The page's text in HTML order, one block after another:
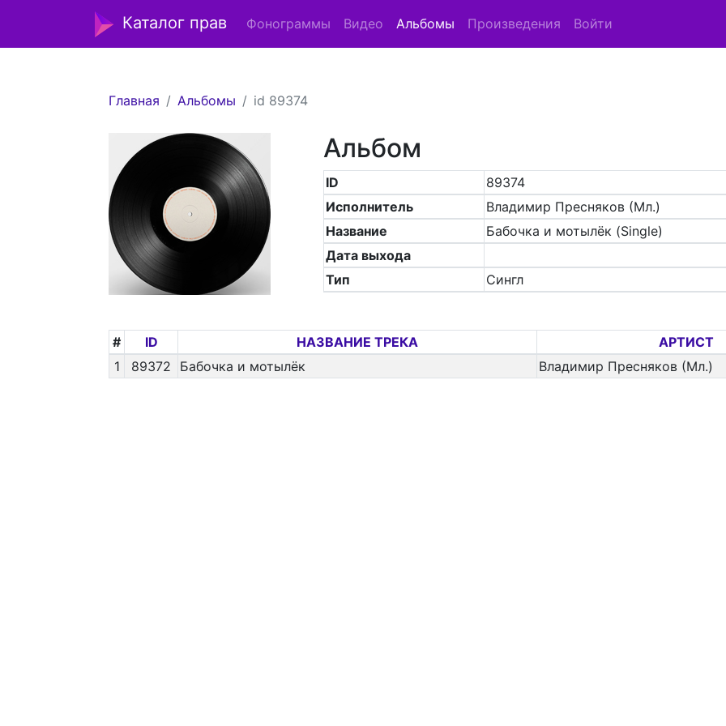
Каталог прав Фонограммы Видео Альбомы Произведения Войти
Главная Альбомы id 89374
Альбом
ID
89374
Исполнитель
Владимир Пресняков (Мл.)
Название
Бабочка и мотылёк (Single)
Дата выхода
Тип
Сингл
# ID НАЗВАНИЕ ТРЕКА
АРТИСТ
1
89372 Бабочка и мотылёк Владимир Пресняков (Мл.)